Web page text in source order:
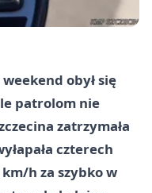
obył się
patrolom nie
zatrzymała
czterech
h za szybko w